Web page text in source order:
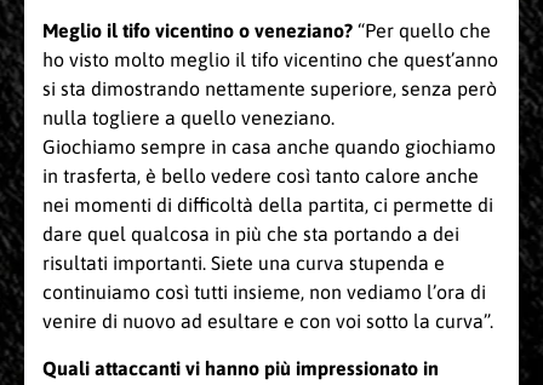
Meglio il tifo vicentino o veneziano? “Per quello che
ho visto molto meglio il tifo vicentino che quest’anno
si sta dimostrando nettamente superiore, senza però
nulla togliere a quello veneziano.
Giochiamo sempre in casa anche quando giochiamo
in trasferta, è bello vedere così tanto calore anche
nei momenti di difficoltà della partita, ci permette di
dare quel qualcosa in più che sta portando a dei
risultati importanti. Siete una curva stupenda e
continuiamo così tutti insieme, non vediamo l’ora di
venire di nuovo ad esultare e con voi sotto la curva”.
Quali attaccanti vi hanno più impressionato in